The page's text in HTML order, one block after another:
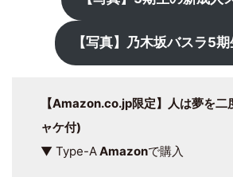
【写真】乃木坂バスラ5
【Amazon.co.jp限定】人は夢を二
ャケ付)
▼ Type-AAmazonで購入